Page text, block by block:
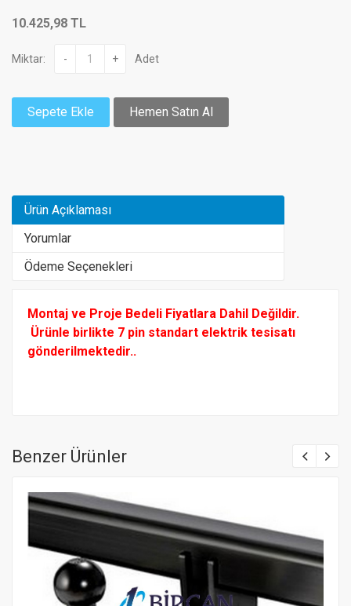
10.425,98 TL
Miktar: - + Adet
Sepete Ekle Hemen Satın Al
Ürün Açıklaması
Yorumlar
Ödeme Seçenekleri
Montaj ve Proje Bedeli Fiyatlara Dahil Değildir.
Ürünle birlikte 7 pin standart elektrik tesisatı
gönderilmektedir..
Benzer Ürünler